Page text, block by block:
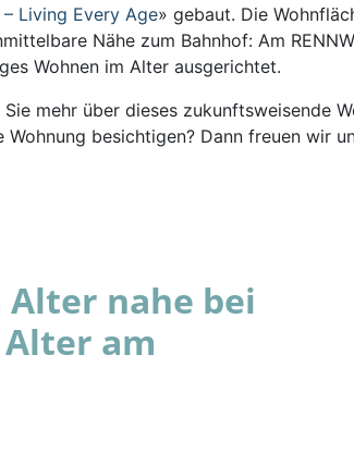
– Living Every Age» gebaut. Die
Nähe zum Bahnhof: Am
Wohnen im Alter ausgerichtet.
mehr über dieses zukunftsweisende
Wohnung besichtigen? Dann freuen wir
nahe bei
am